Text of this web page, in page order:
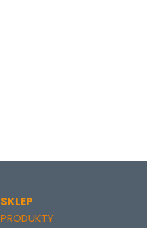
SKLEP
PRODUKTY